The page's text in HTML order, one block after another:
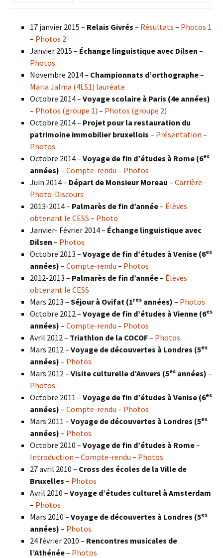
17 janvier 2015 – Relais Givrés – Résultats – Photos 1
– Photos 2
Janvier 2015 – Échange linguistique avec Dilsen –
Photos
Novembre 2014 – Championnats d’orthographe–
Maria Jalma (4LS1) lauréate
Octobre 2014 – Voyage scolaire à Paris (4e années)
– Photos (groupe 1) – Photos (groupe 2)
Octobre 2014 – Projet pour la restauration du
patrimoine immobilier bruxellois – Présentation –
Photos
Octobre 2014 – Voyage de fin d’études à Rome (6es
années) – Compte-rendu – Photos
Juin 2014 – Départ de Monsieur Moreau – Carrière-
Photo-Discours
2013-2014 – Palmarès de fin d’année– Élèves
obtenant le CESS – Photo
Janvier- Février 2014 – Échange linguistique avec
Dilsen – Photos
Octobre 2013 – Voyage de fin d’études à Venise (6es
années) – Compte-rendu – Photos
2012-2013 – Palmarès de fin d’année– Élèves
obtenant le CESS
Mars 2013 – Séjour à Ovifat (1res années) – Photos
Octobre 2012 – Voyage de fin d’études à Vienne (6es
années) – Compte-rendu – Photos
Avril 2012 – Triathlon de la COCOF– Photos
Mars 2012 – Voyage de découvertes à Londres (5es
années) – Photos
Mars 2012 – Visite culturelle d’Anvers (5es années) –
Photos
Octobre 2011 – Voyage de fin d’études à Venise (6es
années) – Compte-rendu – Photos
Mars 2011 – Voyage de découvertes à Londres (5es
années) – Photos
Octobre 2010 – Voyage de fin d’études à Rome–
Introduction – Compte-rendu – Photos
27 avril 2010 – Cross des écoles de la Ville de
Bruxelles – Photos
Avril 2010 – Voyage d’études culturel à Amsterdam
– Photos
Mars 2010 – Voyage de découvertes à Londres (5es
années) – Photos
24 février 2010 – Rencontres musicales de
l’Athénée– Photos